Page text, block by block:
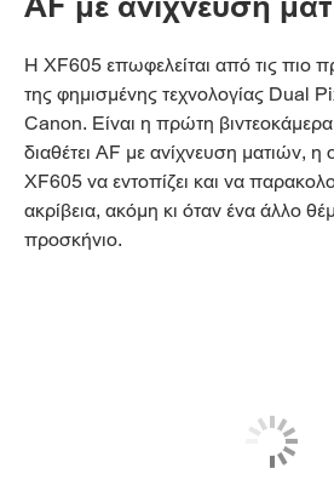
Η XF605 επωφελείται από τις πιο
της φημισμένης τεχνολογίας Dual
Canon. Είναι η πρώτη
διαθέτει AF με ανίχνευση ματιών, η
XF605 να εντοπίζει και να
ακρίβεια, ακόμη κι όταν ένα άλλο
προσκήνιο.